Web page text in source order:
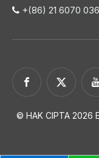
 +(86) 21 6070
© HAK CIPTA 2026